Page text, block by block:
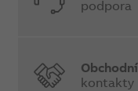
podpora
Obchodní
kontakty